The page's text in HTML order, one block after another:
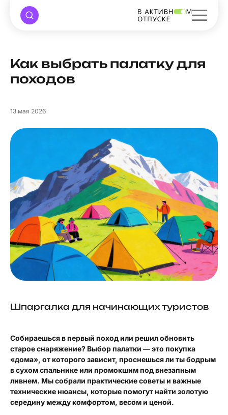
Как выбрать палатку для
походов
13 мая 2026
Шпаргалка для начинающих туристов
Собираешься в первый поход или решил обновить
старое снаряжение? Выбор палатки — это покупка
«дома», от которого зависит, проснешься ли ты бодрым
в сухом спальнике или промокшим под внезапным
ливнем. Мы собрали практические советы и важные
технические нюансы, которые помогут найти золотую
середину между комфортом, весом и ценой.